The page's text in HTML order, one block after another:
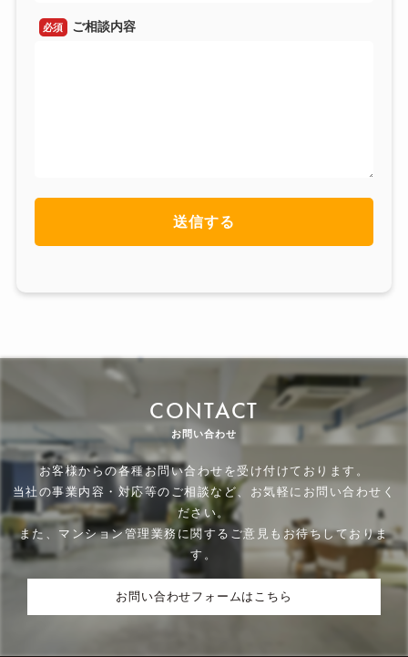
必須 ご相談内容
CONTACT
お問い合わせ
お客様からの各種お問い合わせを受け付けております。
当社の事業内容・対応等のご相談など、お気軽にお問い合わせく
ださい。
また、マンション管理業務に関するご意見もお待ちしておりま
す。
お問い合わせフォームはこちら